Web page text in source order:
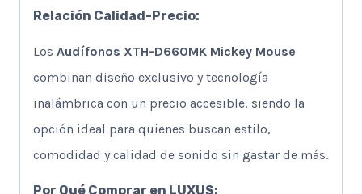
Relación Calidad-Precio:
Los Audífonos XTH-D660MK Mickey Mouse
combinan diseño exclusivo y tecnología
inalámbrica con un precio accesible, siendo la
opción ideal para quienes buscan estilo,
comodidad y calidad de sonido sin gastar de más.
Por Qué Comprar en LUXUS: